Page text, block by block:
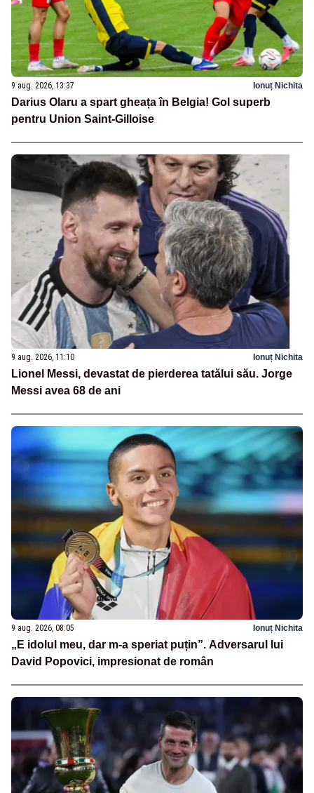
9 aug. 2026, 13:37 Ionuț Nichita
Darius Olaru a spart gheața în Belgia! Gol superb
pentru Union Saint-Gilloise
9 aug. 2026, 11:10 Ionuț Nichita
Lionel Messi, devastat de pierderea tatălui său. Jorge
Messi avea 68 de ani
9 aug. 2026, 08:05 Ionuț Nichita
„E idolul meu, dar m-a speriat puțin”. Adversarul lui
David Popovici, impresionat de român